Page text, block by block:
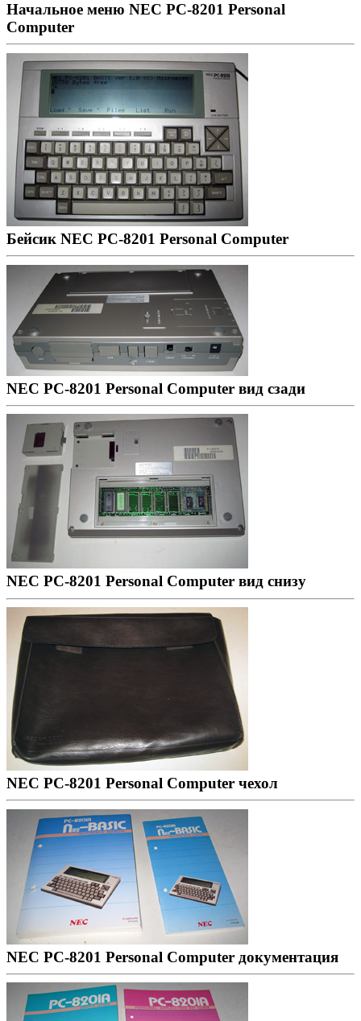
Начальное меню NEC PC-8201 Personal
Computer
Бейсик NEC PC-8201 Personal Computer
NEC PC-8201 Personal Computer вид сзади
NEC PC-8201 Personal Computer вид снизу
NEC PC-8201 Personal Computer чехол
NEC PC-8201 Personal Computer документация